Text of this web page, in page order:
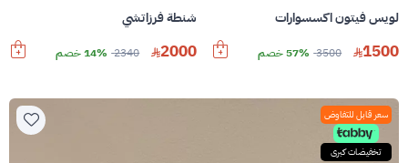
لويس فيتون اكسسوارات
1500
3500 57% خصم
شنطة فرزاتشي
2000
2340 14% خصم
سعر قابل للتفاوض
تخفيضات كبرى